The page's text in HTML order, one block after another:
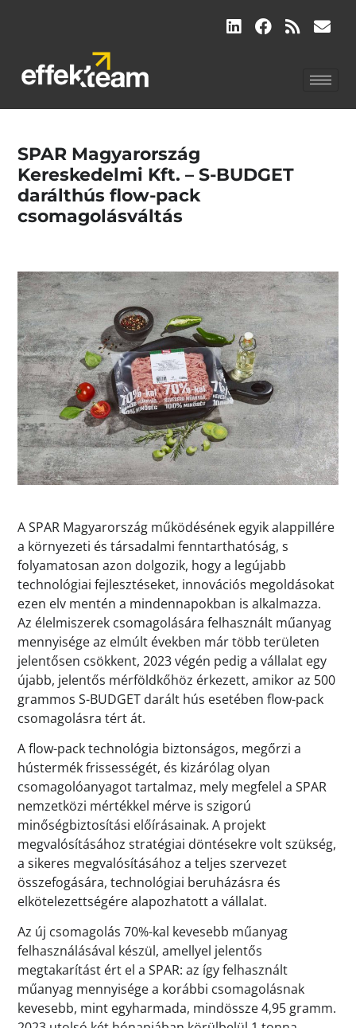
SPAR Magyarország
Kereskedelmi Kft. – S-BUDGET
darálthús flow-pack
csomagolásváltás
A SPAR Magyarország működésének egyik alappillére
a környezeti és társadalmi fenntarthatóság, s
folyamatosan azon dolgozik, hogy a legújabb
technológiai fejlesztéseket, innovációs megoldásokat
ezen elv mentén a mindennapokban is alkalmazza.
Az élelmiszerek csomagolására felhasznált műanyag
mennyisége az elmúlt években már több területen
jelentősen csökkent, 2023 végén pedig a vállalat egy
újabb, jelentős mérföldkőhöz érkezett, amikor az 500
grammos S-BUDGET darált hús esetében flow-pack
csomagolásra tért át.
A flow-pack technológia biztonságos, megőrzi a
hústermék frissességét, és kizárólag olyan
csomagolóanyagot tartalmaz, mely megfelel a SPAR
nemzetközi mértékkel mérve is szigorú
minőségbiztosítási előírásainak. A projekt
megvalósításához stratégiai döntésekre volt szükség,
a sikeres megvalósításához a teljes szervezet
összefogására, technológiai beruházásra és
elkötelezettségére alapozhatott a vállalat.
Az új csomagolás 70%-kal kevesebb műanyag
felhasználásával készül, amellyel jelentős
megtakarítást ért el a SPAR: az így felhasznált
műanyag mennyisége a korábbi csomagolásnak
kevesebb, mint egyharmada, mindössze 4,95 gramm.